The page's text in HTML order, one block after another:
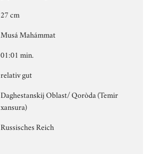
27 cm
Musá Mahámmat
01:01 min.
relativ gut
Daghestanskij Oblast/ Qoròda (Temir
xansura)
Russisches Reich